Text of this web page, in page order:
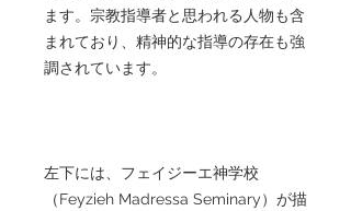
ます。宗教指導者と思われる人物も含
まれており、精神的な指導の存在も強
調されています。
左下には、フェイジーエ神学校
（Feyzieh Madressa Seminary）が描